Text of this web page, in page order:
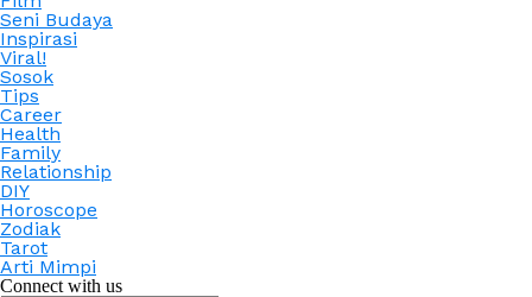
Seni Budaya
Inspirasi
Viral!
Sosok
Tips
Career
Health
Family
Relationship
DIY
Horoscope
Zodiak
Tarot
Arti Mimpi
Connect with us